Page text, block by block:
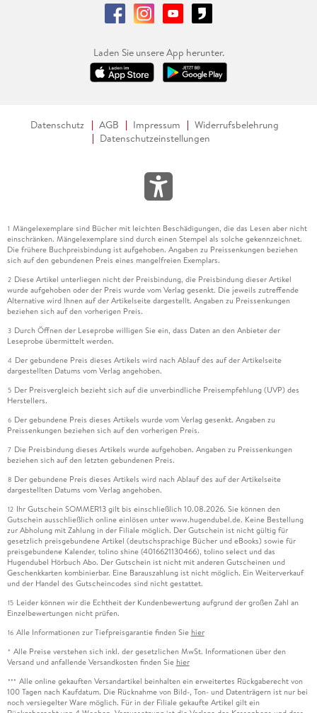
Laden Sie unsere App herunter.
Datenschutz AGB Impressum
Widerrufsbelehrung
Datenschutzeinstellungen
1 Mängelexemplare sind Bücher mit leichten Beschädigungen, die das Lesen aber nicht
einschränken. Mängelexemplare sind durch einen Stempel als solche gekennzeichnet.
Die frühere Buchpreisbindung ist aufgehoben. Angaben zu Preissenkungen beziehen
sich auf den gebundenen Preis eines mangelfreien Exemplars.
2 Diese Artikel unterliegen nicht der Preisbindung, die Preisbindung dieser Artikel
wurde aufgehoben oder der Preis wurde vom Verlag gesenkt. Die jeweils zutreffende
Alternative wird Ihnen auf der Artikelseite dargestellt. Angaben zu Preissenkungen
beziehen sich auf den vorherigen Preis.
3 Durch Öffnen der Leseprobe willigen Sie ein, dass Daten an den Anbieter der
Leseprobe übermittelt werden.
4 Der gebundene Preis dieses Artikels wird nach Ablauf des auf der Artikelseite
dargestellten Datums vom Verlag angehoben.
5 Der Preisvergleich bezieht sich auf die unverbindliche Preisempfehlung (UVP) des
Herstellers.
6 Der gebundene Preis dieses Artikels wurde vom Verlag gesenkt. Angaben zu
Preissenkungen beziehen sich auf den vorherigen Preis.
7 Die Preisbindung dieses Artikels wurde aufgehoben. Angaben zu Preissenkungen
beziehen sich auf den letzten gebundenen Preis.
8 Der gebundene Preis dieses Artikels wird nach Ablauf des auf der Artikelseite
dargestellten Datums vom Verlag angehoben.
12 Ihr Gutschein SOMMER13 gilt bis einschließlich 10.08.2026. Sie können den
Gutschein ausschließlich online einlösen unter www.hugendubel.de. Keine Bestellung
zur Abholung mit Zahlung in der Filiale möglich. Der Gutschein ist nicht gültig für
gesetzlich preisgebundene Artikel (deutschsprachige Bücher und eBooks) sowie für
preisgebundene Kalender, tolino shine (4016621130466), tolino select und das
Hugendubel Hörbuch Abo. Der Gutschein ist nicht mit anderen Gutscheinen und
Geschenkkarten kombinierbar. Eine Barauszahlung ist nicht möglich. Ein Weiterverkauf
und der Handel des Gutscheincodes sind nicht gestattet.
15 Leider können wir die Echtheit der Kundenbewertung aufgrund der großen Zahl an
Einzelbewertungen nicht prüfen.
16 Alle Informationen zur Tiefpreisgarantie finden Sie hier
* Alle Preise verstehen sich inkl. der gesetzlichen MwSt. Informationen über den
Versand und anfallende Versandkosten finden Sie hier
*** Alle online gekauften Versandartikel beinhalten ein erweitertes Rückgaberecht von
100 Tagen nach Kaufdatum. Die Rücknahme von Bild-, Ton- und Datenträgern ist nur bei
noch versiegelter Ware möglich. Für in der Filiale gekaufte Artikel gilt ein